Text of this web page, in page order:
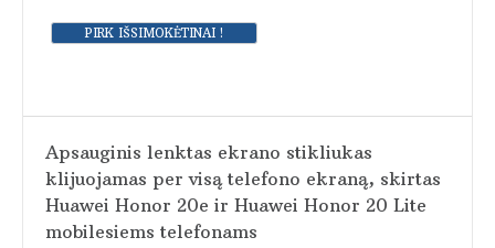
Apsauginis lenktas ekrano stikliukas
klijuojamas per visą telefono ekraną, skirtas
Huawei Honor 20e ir Huawei Honor 20 Lite
mobilesiems telefonams